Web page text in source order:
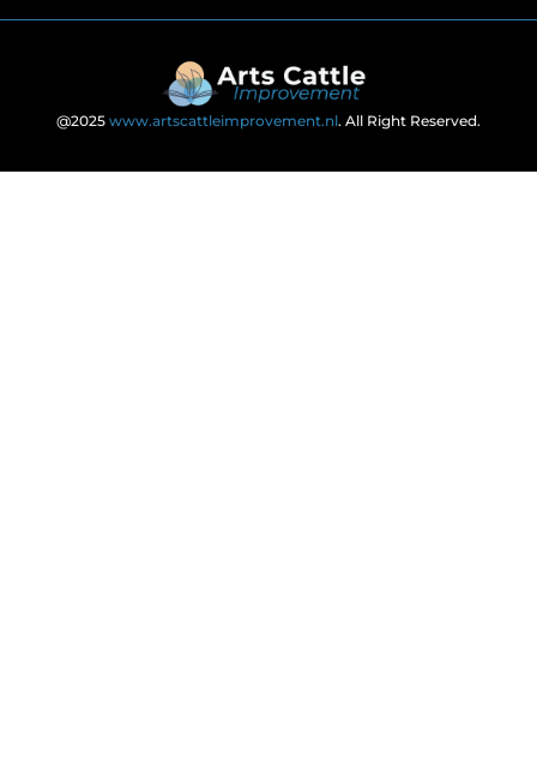
@2025 www.artscattleimprovement.nl. All Right Reserved.